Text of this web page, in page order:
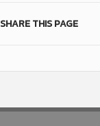
SHARE THIS PAGE